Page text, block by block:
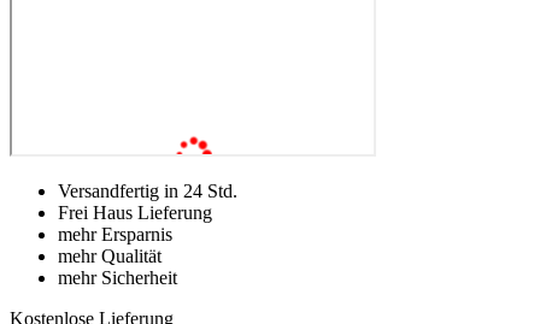
Versandfertig in 24 Std.
Frei Haus Lieferung
mehr Ersparnis
mehr Qualität
mehr Sicherheit
Kostenlose Lieferung